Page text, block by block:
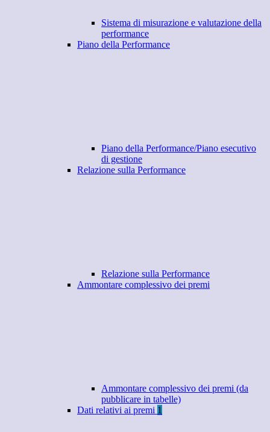
Sistema di misurazione e valutazione della
performance
Piano della Performance
Piano della Performance/Piano esecutivo
di gestione
Relazione sulla Performance
Relazione sulla Performance
Ammontare complessivo dei premi
Ammontare complessivo dei premi (da
pubblicare in tabelle)
Dati relativi ai premi 1